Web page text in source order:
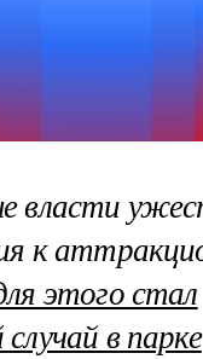
власти
к
этого стал
в парке